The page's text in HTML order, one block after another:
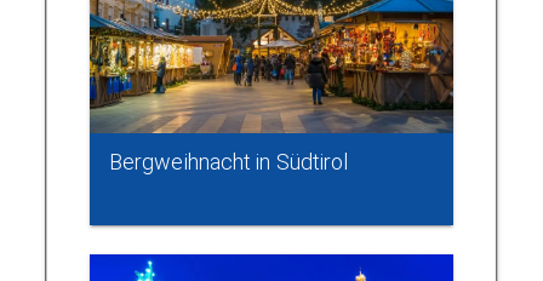
Bergweihnacht in Südtirol